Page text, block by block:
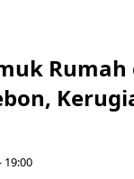
19:00